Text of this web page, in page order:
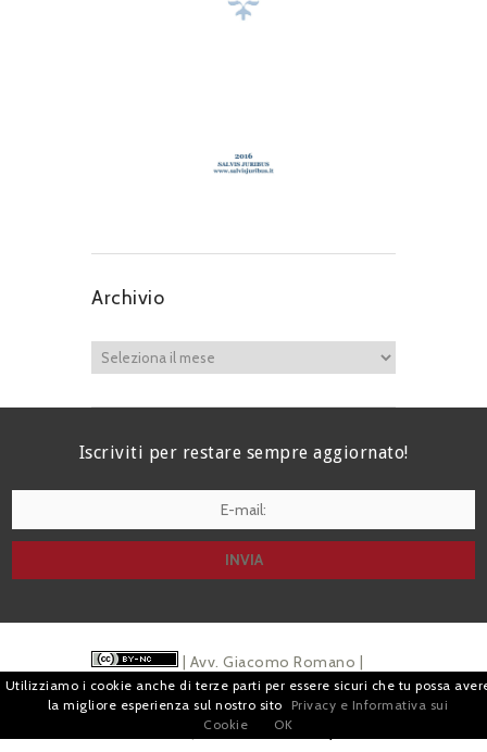
Archivio
Iscriviti per restare sempre aggiornato!
| Avv. Giacomo Romano |
Piazza di Campitelli, 2 - 00186 Roma | P.I.
Pubblicità ePrivacy
Utilizziamo i cookie anche di terze parti per essere sicuri che tu possa
la migliore esperienza sul nostro sito
Privacy e Informativa sui
Cookie
OK